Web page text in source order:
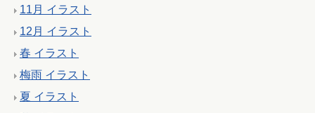
11月 イラスト
12月 イラスト
春 イラスト
梅雨 イラスト
夏 イラスト